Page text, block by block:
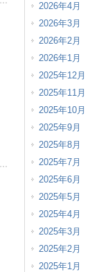
2026年4月
2026年3月
2026年2月
2026年1月
2025年12月
2025年11月
2025年10月
2025年9月
2025年8月
2025年7月
2025年6月
2025年5月
2025年4月
2025年3月
2025年2月
2025年1月